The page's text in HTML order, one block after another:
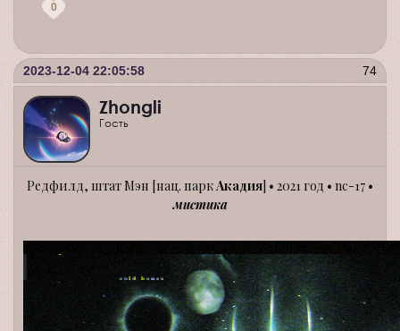
0
74
2023-12-04 22:05:58
Zhongli
Гость
Редфилд, штат Мэн [нац. паркАкадия] • 2021 год • nc-17 •
мистика